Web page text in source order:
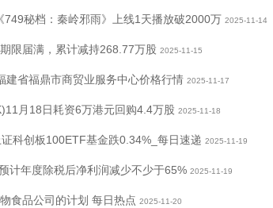
749秘档：秦岭邪雨》上线1天播放破2000万 2025-11-14
限届满，累计减持268.77万股 2025-11-15
建省福鼎市商贸业服务中心价格行情 2025-11-17
月18日耗资6万港元回购4.4万股 2025-11-18
科创板100ETF基金跌0.34%_每日速递 2025-11-19
计年度除税后净利润减少不少于65% 2025-11-19
食品公司的计划 每日热点 2025-11-20